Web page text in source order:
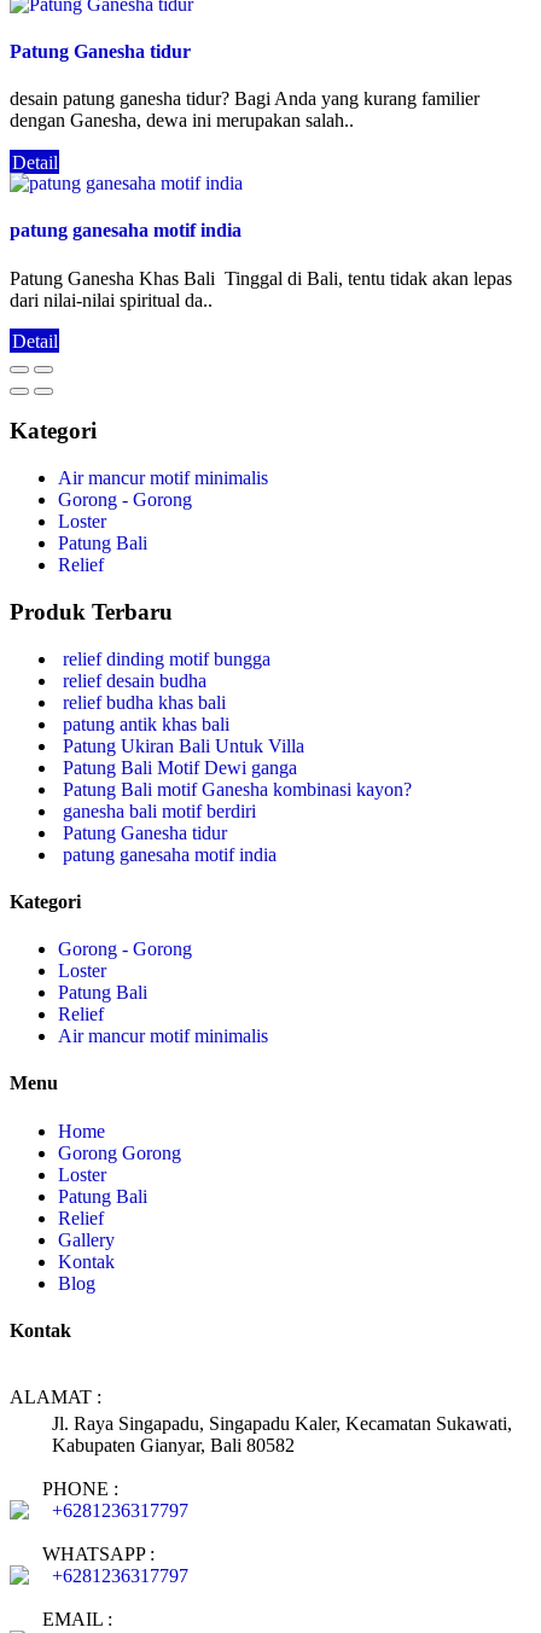
Patung Ganesha tidur
desain patung ganesha tidur? Bagi Anda yang kurang familier
dengan Ganesha, dewa ini merupakan salah..
Detail
patung ganesaha motif india
Patung Ganesha Khas Bali Tinggal di Bali, tentu tidak akan lepas
dari nilai-nilai spiritual da..
Detail
Kategori
Air mancur motif minimalis
Gorong - Gorong
Loster
Patung Bali
Relief
Produk Terbaru
relief dinding motif bungga
relief desain budha
relief budha khas bali
patung antik khas bali
Patung Ukiran Bali Untuk Villa
Patung Bali Motif Dewi ganga
Patung Bali motif Ganesha kombinasi kayon?
ganesha bali motif berdiri
Patung Ganesha tidur
patung ganesaha motif india
Kategori
Gorong - Gorong
Loster
Patung Bali
Relief
Air mancur motif minimalis
Menu
Home
Gorong Gorong
Loster
Patung Bali
Relief
Gallery
Kontak
Blog
Kontak
ALAMAT :
Jl. Raya Singapadu, Singapadu Kaler, Kecamatan Sukawati,
Kabupaten Gianyar, Bali 80582
PHONE :
+6281236317797
WHATSAPP :
+6281236317797
EMAIL :